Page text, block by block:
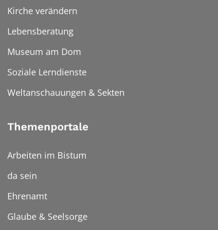
Kirche verändern
Lebensberatung
Museum am Dom
Soziale Lerndienste
Weltanschauungen & Sekten
Themenportale
Arbeiten im Bistum
da sein
Ehrenamt
Glaube & Seelsorge